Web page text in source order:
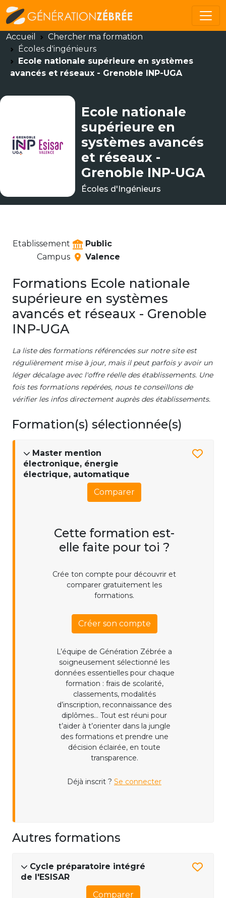
Accueil
Chercher ma formation
Écoles d'ingénieurs
Ecole nationale supérieure en systèmes
avancés et réseaux - Grenoble INP-UGA
Ecole nationale
supérieure en
systèmes avancés
et réseaux -
Grenoble INP-UGA
Écoles d'Ingénieurs
Etablissement
Public
Campus
Valence
Formations Ecole nationale
supérieure en systèmes
avancés et réseaux - Grenoble
INP-UGA
La liste des formations référencées sur notre site est
régulièrement mise à jour, mais il peut parfois y avoir un
léger décalage avec l'offre réelle des établissements. Une
fois tes formations repérées, nous te conseillons de
vérifier les infos directement auprès des établissements.
Formation(s) sélectionnée(s)
Master mention
électronique, énergie
électrique, automatique
Comparer
Cette formation est-
elle faite pour toi ?
Crée ton compte pour découvrir et
comparer gratuitement les
formations.
Créer son compte
L’équipe de Génération Zébrée a
soigneusement sélectionné les
données essentielles pour chaque
formation : frais de scolarité,
classements, modalités
d’inscription, reconnaissance des
diplômes... Tout est réuni pour
t’aider à t’orienter dans la jungle
des formations et prendre une
décision éclairée, en toute
transparence.
Déjà inscrit ? Se connecter
Autres formations
Cycle préparatoire intégré
de l'ESISAR
Comparer